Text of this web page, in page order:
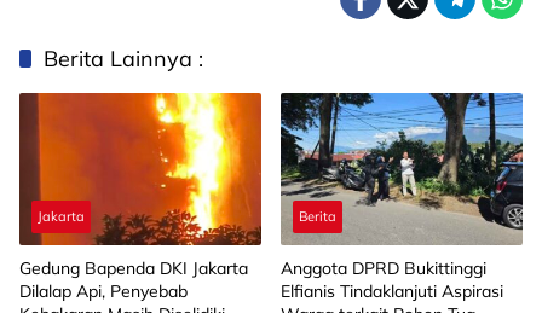
Berita Lainnya :
Jakarta
Gedung Bapenda DKI Jakarta
Dilalap Api, Penyebab
Berita
Anggota DPRD Bukittinggi
Elfianis Tindaklanjuti Aspirasi